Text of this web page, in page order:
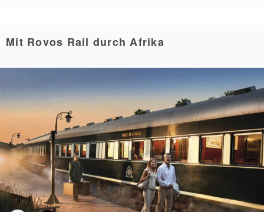
Mit Rovos Rail durch Afrika